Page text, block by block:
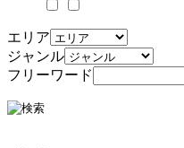
エリア
ジャンル
フリーワード